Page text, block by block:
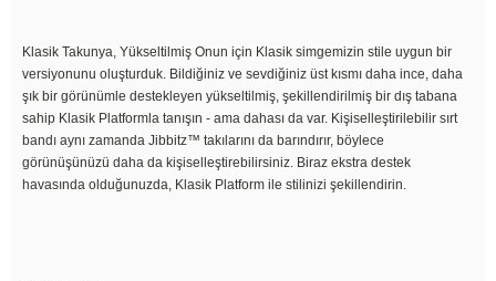
Klasik Takunya, Yükseltilmiş Onun için Klasik simgemizin stile uygun bir
versiyonunu oluşturduk. Bildiğiniz ve sevdiğiniz üst kısmı daha ince, daha
şık bir görünümle destekleyen yükseltilmiş, şekillendirilmiş bir dış tabana
sahip Klasik Platformla tanışın - ama dahası da var. Kişiselleştirilebilir sırt
bandı aynı zamanda Jibbitz™ takılarını da barındırır, böylece
görünüşünüzü daha da kişiselleştirebilirsiniz. Biraz ekstra destek
havasında olduğunuzda, Klasik Platform ile stilinizi şekillendirin.